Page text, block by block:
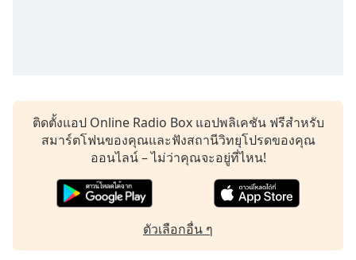
Subtitles
subtitles
settings
subtitles
settings
off,
ติดตั้งแอป Online Radio Box แอปพลิเคชัน ฟรีสำหรับ
สมาร์ตโฟนของคุณและฟังสถานีวิทยุโปรดของคุณ
ออนไลน์ – ไม่ว่าคุณจะอยู่ที่ไหน!
ตัวเลือกอื่น ๆ